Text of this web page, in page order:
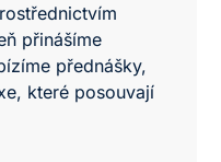
přinášíme
přednášky,
které posouvají